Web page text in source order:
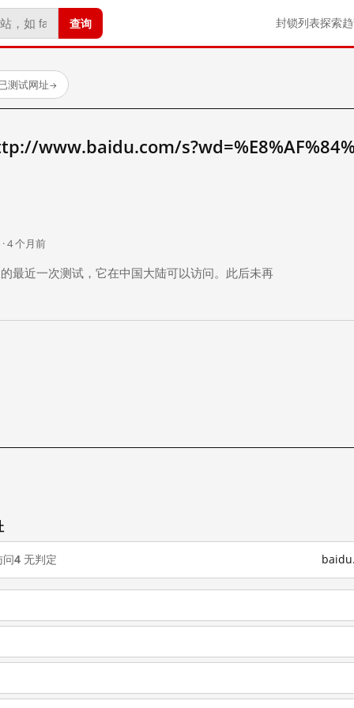
查询 封锁列表探索
测试网址→
www.baidu.com/
4 个月前
最近一次测试，它在中国大陆可以访问。此后未再
问4 无判定